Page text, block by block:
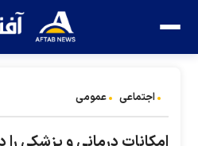
اجتماعی عمومی